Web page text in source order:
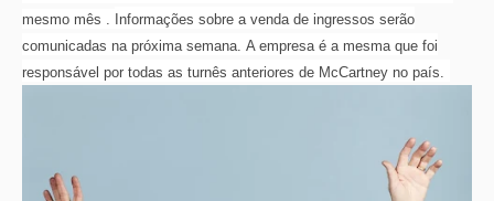
mesmo mês .
Informações sobre a venda de ingressos serão
comunicadas na próxima semana. A empresa é a mesma que foi
responsável por todas as turnês anteriores de McCartney no país.